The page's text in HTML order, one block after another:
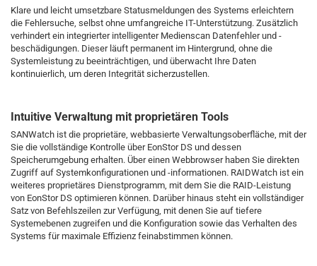
Klare und leicht umsetzbare Statusmeldungen des Systems erleichtern
die Fehlersuche, selbst ohne umfangreiche IT-Unterstützung. Zusätzlich
verhindert ein integrierter intelligenter Medienscan Datenfehler und -
beschädigungen. Dieser läuft permanent im Hintergrund, ohne die
Systemleistung zu beeinträchtigen, und überwacht Ihre Daten
kontinuierlich, um deren Integrität sicherzustellen.
Intuitive Verwaltung mit proprietären Tools
SANWatch ist die proprietäre, webbasierte Verwaltungsoberfläche, mit der
Sie die vollständige Kontrolle über EonStor DS und dessen
Speicherumgebung erhalten. Über einen Webbrowser haben Sie direkten
Zugriff auf Systemkonfigurationen und -informationen. RAIDWatch ist ein
weiteres proprietäres Dienstprogramm, mit dem Sie die RAID-Leistung
von EonStor DS optimieren können. Darüber hinaus steht ein vollständiger
Satz von Befehlszeilen zur Verfügung, mit denen Sie auf tiefere
Systemebenen zugreifen und die Konfiguration sowie das Verhalten des
Systems für maximale Effizienz feinabstimmen können.